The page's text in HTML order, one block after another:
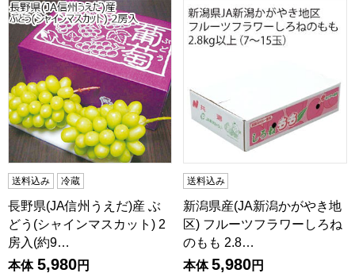
長野県(JA信州うえだ)産 ぶどう(シャインマスカット) 2房入
送料込み 冷蔵
長野県(JA信州うえだ)産 ぶ
どう(シャインマスカット) 2
房入(約9…
本体 5,980円
新潟県産(JA新潟かがやき地
送料込み
新潟県産(JA新潟かがやき地
区) フルーツフラワーしろね
のもも 2.8…
本体 5,980円